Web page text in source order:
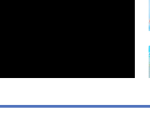
khác nhau, vị trí ở xa vị trí đặt
inox 304, inox 316 để đảm bảo